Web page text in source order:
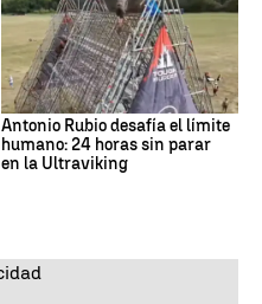
Antonio Rubio desafía el límite
humano: 24 horas sin parar
en la Ultraviking